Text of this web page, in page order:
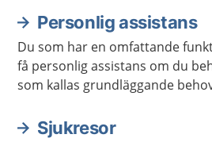
Personlig assistans
Du som har en omfattande
få personlig assistans om du
som kallas grundläggande
Sjukresor